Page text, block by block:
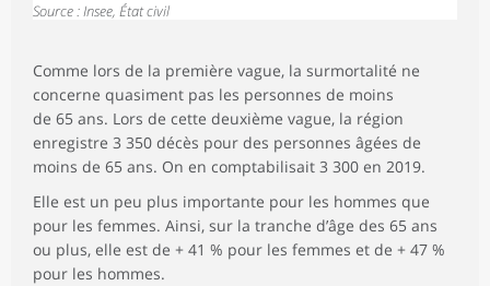
Source : Insee, État civil
Comme lors de la première vague, la surmortalité ne
concerne quasiment pas les personnes de moins
de 65 ans. Lors de cette deuxième vague, la région
enregistre 3 350 décès pour des personnes âgées de
moins de 65 ans. On en comptabilisait 3 300 en 2019.
Elle est un peu plus importante pour les hommes que
pour les femmes. Ainsi, sur la tranche d’âge des 65 ans
ou plus, elle est de + 41 % pour les femmes et de + 47 %
pour les hommes.